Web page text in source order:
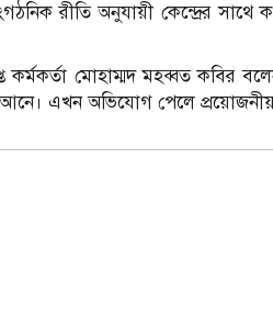
রীতি অনুযায়ী কেন্দ্রের সাথে
মোহাম্মদ মহব্বত কবির
আনে। এখন অভিযোগ পেলে প্রয়োজনীয়